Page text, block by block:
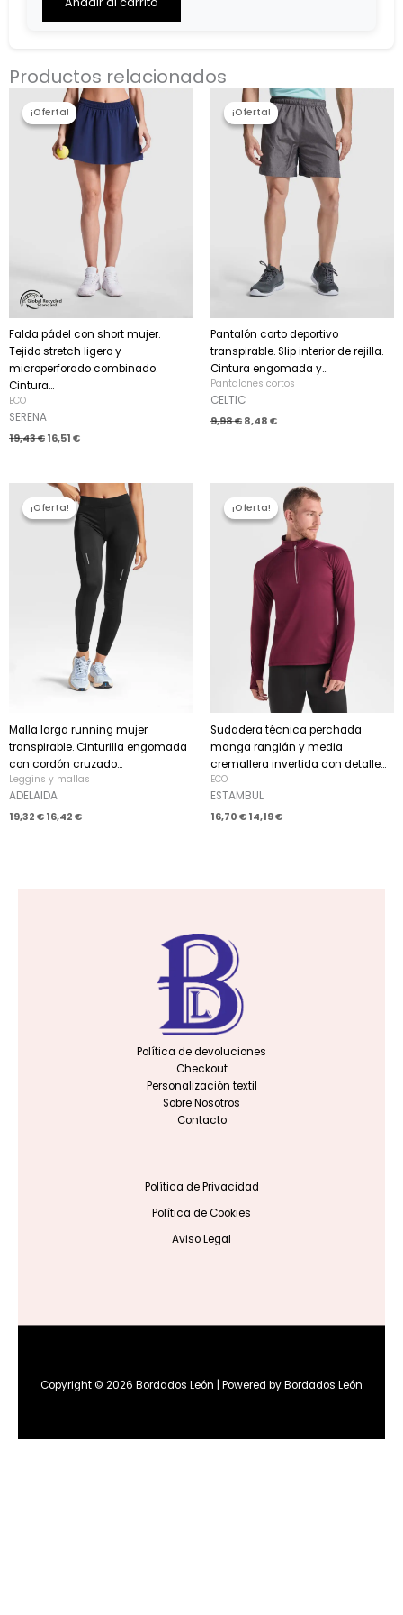
$0.00
Productos relacionados
¡Oferta!
Falda pádel con short mujer.
Tejido stretch ligero y
microperforado combinado.
Cintura...
¡Oferta!
ECO
SERENA
19,43€
precio
original
era:
19,43 €.
16,51 €
El
precio
actual
¡Oferta!
Pantalón corto deportivo
transpirable. Slip interior de rejilla.
Cintura engomada y...
¡Oferta!
Pantalones cortos
CELTIC
9,98€
El
precio
original
era:
9,98 €.
8,48 €
El
precio
actual
es:
8,48 €.
¡Oferta!
Malla larga running mujer
transpirable. Cinturilla engomada
con cordón cruzado...
¡Oferta!
Leggins y mallas
ADELAIDA
19,32€
El
precio
original
era:
19,32 €.
16,42 €
precio
actual
es:
16,42 €.
¡Oferta!
Sudadera técnica perchada
manga ranglán y media
cremallera invertida con detalle...
¡Oferta!
ECO
ESTAMBUL
16,70€
precio
original
era:
16,70 €.
14,19€
El
precio
actual
es:
14,19 €.
Política de devoluciones
Checkout
Personalización textil
Sobre Nosotros
Contacto
Política de Privacidad
Política de Cookies
Aviso Legal
Copyright © 2026 Bordados León | Powered by Bordados León